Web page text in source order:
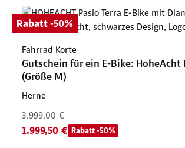
Rabatt -50%
Fahrrad Korte
Gutschein für ein E-Bike: HoheAcht
(Größe M)
Herne
3.999,00 €
1.999,50 € Rabatt -50%